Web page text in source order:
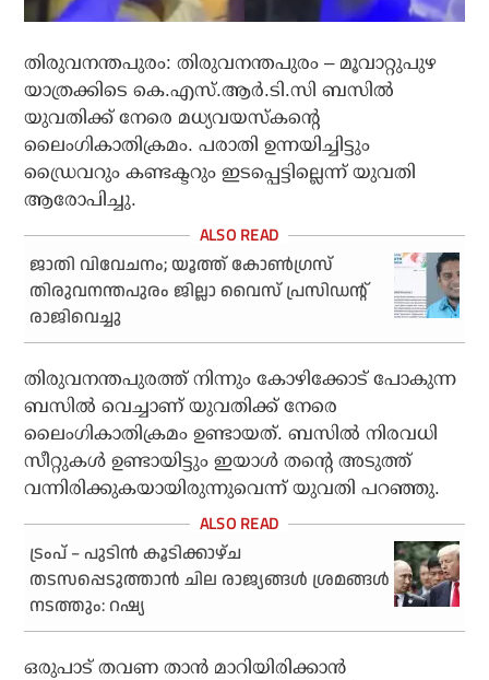
തിരുവനന്തപുരം: തിരുവനന്തപുരം – മൂവാറ്റുപുഴ
യാത്രക്കിടെ കെ.എസ്.ആര്‍.ടി.സി ബസില്‍
യുവതിക്ക് നേരെ മധ്യവയസ്‌കന്റെ
ലൈംഗികാതിക്രമം. പരാതി ഉന്നയിച്ചിട്ടും
ഡ്രൈവറും കണ്ടക്ടറും ഇടപ്പെട്ടില്ലെന്ന് യുവതി
ആരോപിച്ചു.
ജാതി വിവേചനം; യൂത്ത് കോണ്‍ഗ്രസ്
തിരുവനന്തപുരം ജില്ലാ വൈസ് പ്രസിഡന്റ്
രാജിവെച്ചു
തിരുവനന്തപുരത്ത് നിന്നും കോഴിക്കോട് പോകുന്ന
ബസില്‍ വെച്ചാണ് യുവതിക്ക് നേരെ
ലൈംഗികാതിക്രമം ഉണ്ടായത്. ബസില്‍ നിരവധി
സീറ്റുകള്‍ ഉണ്ടായിട്ടും ഇയാള്‍ തന്റെ അടുത്ത്
വന്നിരിക്കുകയായിരുന്നുവെന്ന് യുവതി പറഞ്ഞു.
ട്രംപ് – പുടിന്‍ കൂടിക്കാഴ്ച
തടസപ്പെടുത്താന്‍ ചില രാജ്യങ്ങള്‍ ശ്രമങ്ങള്‍
നടത്തും: റഷ്യ
ഒരുപാട് തവണ താന്‍ മാറിയിരിക്കാന്‍